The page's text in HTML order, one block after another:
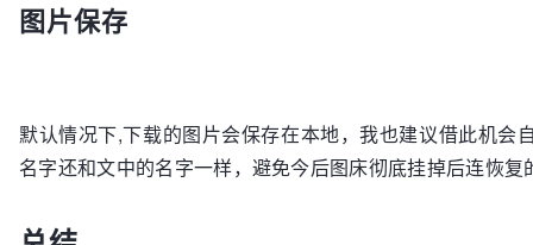
图片保存
默认情况下,下载的图片会保存在本地，我也建议借此机会
名字还和文中的名字一样，避免今后图床彻底挂掉后连恢复